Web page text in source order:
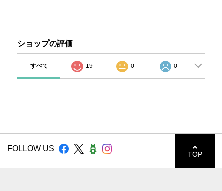
ショップの評価
すべて 19 0 0
FOLLOW US
TOP